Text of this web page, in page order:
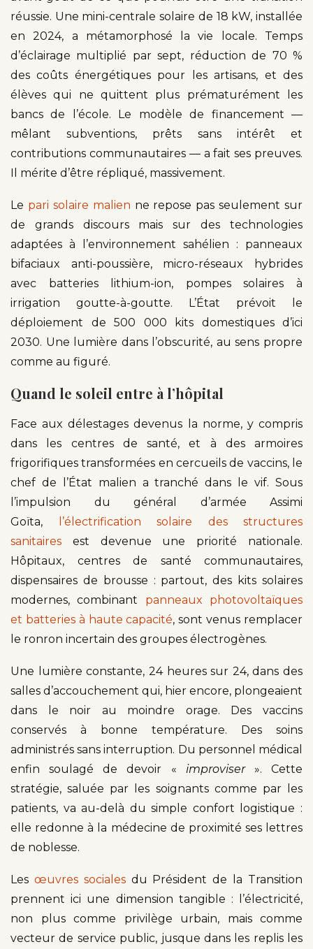
réussie. Une mini-centrale solaire de 18 kW, installée
en 2024, a métamorphosé la vie locale. Temps
d’éclairage multiplié par sept, réduction de 70 %
des coûts énergétiques pour les artisans, et des
élèves qui ne quittent plus prématurément les
bancs de l’école. Le modèle de financement —
mêlant subventions, prêts sans intérêt et
contributions communautaires — a fait ses preuves.
Il mérite d’être répliqué, massivement.
Le pari solaire malien ne repose pas seulement sur
de grands discours mais sur des technologies
adaptées à l’environnement sahélien : panneaux
bifaciaux anti-poussière, micro-réseaux hybrides
avec batteries lithium-ion, pompes solaires à
irrigation goutte-à-goutte. L’État prévoit le
déploiement de 500 000 kits domestiques d’ici
2030. Une lumière dans l’obscurité, au sens propre
comme au figuré.
Quand le soleil entre à l’hôpital
Face aux délestages devenus la norme, y compris
dans les centres de santé, et à des armoires
frigorifiques transformées en cercueils de vaccins, le
chef de l’État malien a tranché dans le vif. Sous
l’impulsion du général d’armée Assimi
Goïta,
l’électrification solaire des structures
sanitaires est devenue une priorité nationale.
Hôpitaux, centres de santé communautaires,
dispensaires de brousse : partout, des kits solaires
modernes, combinant panneaux photovoltaïques
et batteries à haute capacité, sont venus remplacer
le ronron incertain des groupes électrogènes.
Une lumière constante, 24 heures sur 24, dans des
salles d’accouchement qui, hier encore, plongeaient
dans le noir au moindre orage. Des vaccins
conservés à bonne température. Des soins
administrés sans interruption. Du personnel médical
enfin soulagé de devoir « improviser». Cette
stratégie, saluée par les soignants comme par les
patients, va au-delà du simple confort logistique :
elle redonne à la médecine de proximité ses lettres
de noblesse.
Les œuvres socialesdu Président de la Transition
prennent ici une dimension tangible : l’électricité,
non plus comme privilège urbain, mais comme
vecteur de service public, jusque dans les replis les